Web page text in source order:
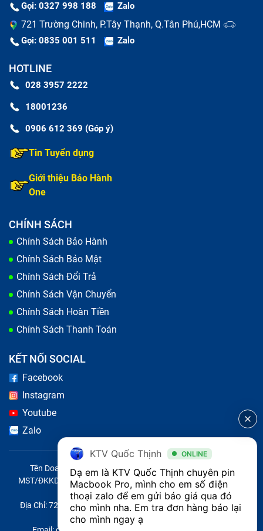
Bảo Hành One - Địa điểm thay pin
MacBook Pro Retina 2012 tốt nhất
hàng tin dùng
Bảo Hành One đã có hơn 10 năm hoạt động trong lĩnh
đảm bảo bạn sẽ được phục vụ bởi đội ngũ chuyên
nghiệp, giàu kinh nghiệm và luôn sẵn sàng đáp ứng
mọi nhu cầu của bạn.
Sử dụng pin chính hãng, chất lượng
Bảo Hành Onesử dụng cácpin Macbookchất lượng
cao, đảm bảo hiệu suất tốt và an toàn cho MacBook
Pro Retina 2012 của bạn. Pin mới sẽ mang đến cho
bạn thời gian sử dụng dài hơn và hiệu suất tốt hơn,
Gọi: 0327 998 188 Zalo
721 Trường Chinh, P.Tây Thạnh, Q.Tân Phú,HCM
Gọi: 0835 001 511 Zalo
HOTLINE
028 3957 2222
18001236
0906 612 369 (Góp ý)
Tin Tuyển dụng
Giới thiệu Bảo Hành
One
CHÍNH SÁCH
Chính Sách Bảo Hành
Chính Sách Bảo Mật
Chính Sách Đổi Trả
Chính Sách Vận Chuyển
Chính Sách Hoàn Tiền
Chính Sách Thanh Toán
KẾT NỐI SOCIAL
Facebook
Instagram
Youtube
Zalo
Tên Doanh Nghiệp: CÔNG TY TNHH CITY ONE VIỆT NAM
MST/ĐKKD/QĐTL: 0316569346 do sở KHĐT TP.HCM cấp ngày
14/04/2023
Địa Chỉ: 721 Trường Chinh, Phường Tây Thạnh, Quận Tân Phú,
Thành phố Hồ Chí Minh, Việt Nam
KTV Quốc Thịnh ONLINE
Dạ em là KTV Quốc Thịnh chuyên pin
Macbook Pro, mình cho em số điện
thoại zalo để em gửi báo giá qua đó
cho mình nha. Em tra đơn hàng báo lại
cho mình ngay ạ